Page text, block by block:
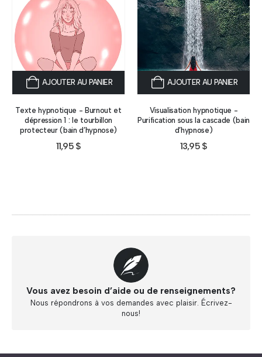
AJOUTER AU PANIER
Texte hypnotique - Burnout et
dépression 1 : le tourbillon
protecteur (bain d’hypnose)
11,95 $
AJOUTER AU PANIER
Visualisation hypnotique -
Purification sous la cascade (bain
d’hypnose)
13,95 $
Vous avez besoin d’aide ou de renseignements?
Nous répondrons à vos demandes avec plaisir. Écrivez-
nous!